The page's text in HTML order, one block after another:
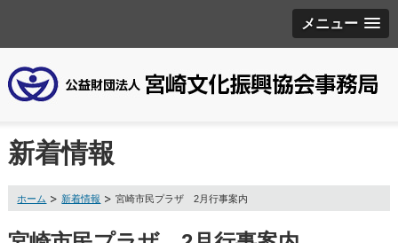
メニュー
新着情報
ホーム 新着情報 宮崎市民プラザ 2月行事案内